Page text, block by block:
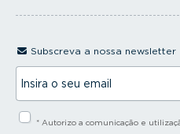
Subscreva a nossa newsletter
s
* Autorizo a comunicação e